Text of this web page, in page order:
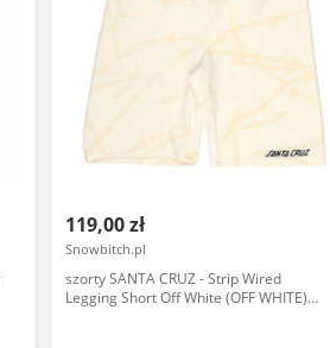
119,00 zł
Snowbitch.pl
szorty SANTA CRUZ - Strip Wired
Legging Short Off White (OFF WHITE)